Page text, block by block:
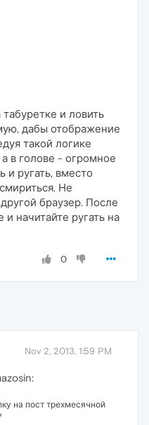
и ловить
дабы отображение
такой логике
в голове - огромное
и ругать, вместо
Не
браузер. После
начитайте ругать на
0
Nov 2, 2013, 1:59 PM
на пост трехмесячной